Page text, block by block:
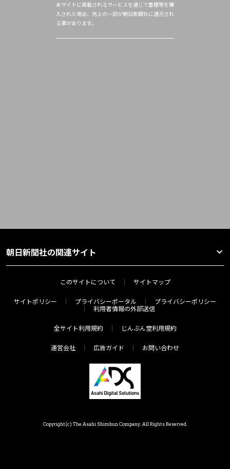
本サイトに掲載されるサービスを通じて書籍等を購
入された場合、売上の一部が朝日新聞社に還元され
る事があります。
朝日新聞社の関連サイト
このサイトについて サイトマップ
サイトポリシー プライバシーポータル
プライバシーポリシー
利用者情報の外部送信
全サイト利用規約 じんぶん堂利用規約
運営会社 広告ガイド お問い合わせ
Copyright(c) The Asahi Shimbun Company. All Rights Reserved.